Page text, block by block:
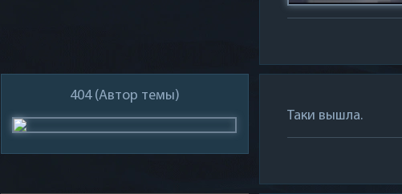
Таки вышла.
404(Автор темы)